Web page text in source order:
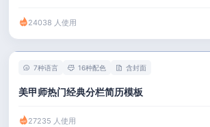
24038 人使用
7种语言 16种配色 含封面
美甲师热门经典分栏简历模板
27235 人使用